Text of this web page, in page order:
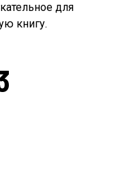
для
книгу.